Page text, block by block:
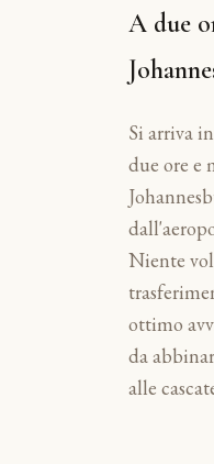
A due
Si arriva
due ore e
Niente
ottimo
da
alle